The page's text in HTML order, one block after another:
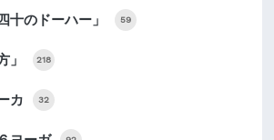
十のドーハー」 59
」 218
カ 32